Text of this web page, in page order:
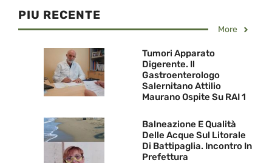
PIU RECENTE
More
Tumori Apparato
Digerente. Il
Gastroenterologo
Salernitano Attilio
Maurano Ospite Su RAI 1
Balneazione E Qualità
Delle Acque Sul Litorale
Di Battipaglia. Incontro In
Prefettura